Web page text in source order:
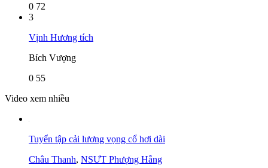
0 72
3
Vịnh Hương tích
Bích Vượng
0 55
Video xem nhiều
Tuyển tập cải lương vọng cổ hơi dài
Châu Thanh, NSƯT Phượng Hằng